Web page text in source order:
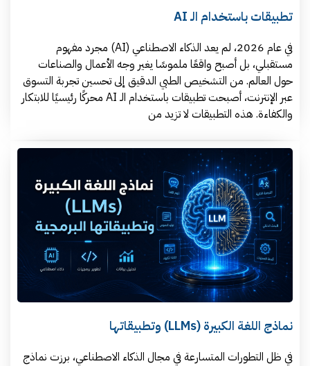
تطبيقات باستخدام الـ AI
في عام 2026، لم يعد الذكاء الاصطناعي (AI) مجرد مفهوم
مستقبلي، بل أصبح واقعًا ملموسًا يغير وجه الأعمال والصناعات
حول العالم. من التشخيص الطبي الدقيق إلى تحسين تجربة التسوق
عبر الإنترنت، أصبحت تطبيقات باستخدام الـ AI محركًا رئيسيًا للابتكار
والكفاءة. هذه التطبيقات لا تزيد من
نماذج اللغة الكبيرة (LLMs) وتطبيقاتها
في ظل التطورات المتسارعة في مجال الذكاء الاصطناعي، برزت نماذج